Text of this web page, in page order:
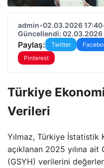
admin•02.03.2026 17:40
Güncellendi: 02.03.2026
Paylaş: Twitter
Pinterest
Türkiye
Verileri
Yılmaz, Türkiye İstatistik
açıklanan 2025 yılına
(GSYH) verilerini